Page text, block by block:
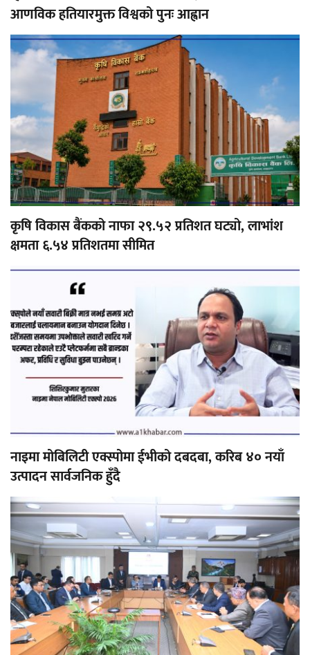
आणविक हतियारमुक्त विश्वको पुनः आह्वान
कृषि विकास बैंकको नाफा २९.५२ प्रतिशत घट्यो, लाभांश
क्षमता ६.५४ प्रतिशतमा सीमित
नाइमा मोबिलिटी एक्स्पोमा ईभीको दबदबा, करिब ४० नयाँ
उत्पादन सार्वजनिक हुँदै